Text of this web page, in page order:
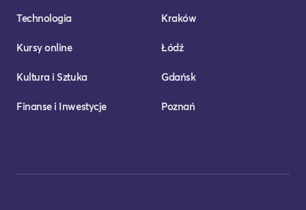
Technologia
Kursy online
Kultura i Sztuka
Finanse i Inwestycje
Kraków
Łódź
Gdańsk
Poznań